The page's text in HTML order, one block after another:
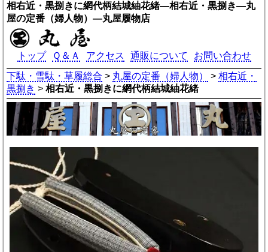
相右近・黒捌きに網代柄結城紬花緒―相右近・黒捌き―丸
屋の定番（婦人物）―丸屋履物店
トップ Ｑ＆Ａ アクセス 通販について
お問い合わせ
下駄・雪駄・草履総合 > 丸屋の定番（婦人物） >相右近・
黒捌き >相右近・黒捌きに網代柄結城紬花緒